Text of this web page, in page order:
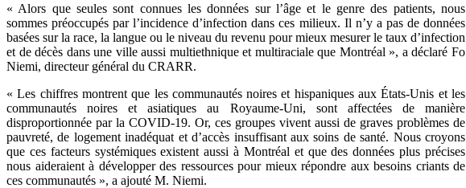
« Alors que seules sont connues les données sur l’âge et le genre des patients, nous
sommes préoccupés par l’incidence d’infection dans ces milieux. Il n’y a pas de données
basées sur la race, la langue ou le niveau du revenu pour mieux mesurer le taux d’infection
et de décès dans une ville aussi multiethnique et multiraciale que Montréal », a déclaré Fo
Niemi, directeur général du CRARR.
« Les chiffres montrent que les communautés noires et hispaniques aux États-Unis et les
communautés noires et asiatiques au Royaume-Uni, sont affectées de manière
disproportionnée par la COVID-19. Or, ces groupes vivent aussi de graves problèmes de
pauvreté, de logement inadéquat et d’accès insuffisant aux soins de santé. Nous croyons
que ces facteurs systémiques existent aussi à Montréal et que des données plus précises
nous aideraient à développer des ressources pour mieux répondre aux besoins criants de
ces communautés », a ajouté M. Niemi.